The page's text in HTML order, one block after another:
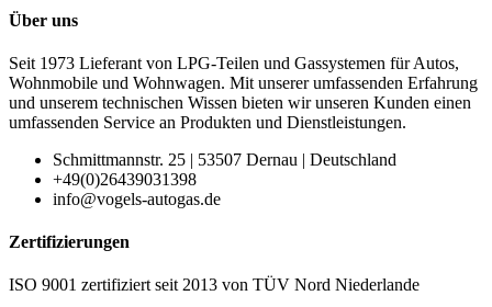
Über uns
Seit 1973 Lieferant von LPG-Teilen und Gassystemen für Autos,
Wohnmobile und Wohnwagen. Mit unserer umfassenden Erfahrung
und unserem technischen Wissen bieten wir unseren Kunden einen
umfassenden Service an Produkten und Dienstleistungen.
Schmittmannstr. 25 | 53507 Dernau | Deutschland
+49(0)26439031398
info@vogels-autogas.de
Zertifizierungen
ISO 9001 zertifiziert seit 2013 von TÜV Nord Niederlande